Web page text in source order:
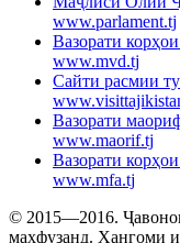
www.parlament.tj
Вазорати
www.mvd.tj
Сайти расмии
Вазорати
www.maorif.tj
Вазорати
www.mfa.tj
© 2015—2016.
маҳфузанд. Ҳангоми